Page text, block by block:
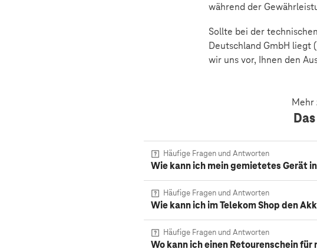
während der
Sollte bei der
Deutschland GmbH liegt
wir uns vor, Ihnen den
Mehr
Häufige Fragen und Antworten
Wie kann ich mein gemietetes Gerät
Häufige Fragen und Antworten
Wie kann ich im Telekom Shop den
Häufige Fragen und Antworten
Wo kann ich einen Retourenschein